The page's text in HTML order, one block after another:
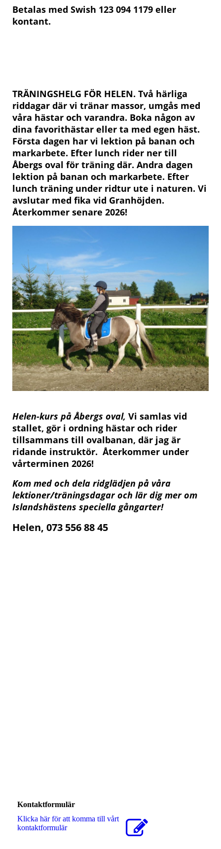
Betalas med Swish 123 094 1179 eller
kontant.
TRÄNINGSHELG FÖR HELEN. Två härliga
riddagar där vi tränar massor, umgås med
våra hästar och varandra. Boka någon av
dina favorithästar eller ta med egen häst.
Första dagen har vi lektion på banan och
markarbete. Efter lunch rider ner till
Åbergs oval för träning där. Andra dagen
lektion på banan och markarbete. Efter
lunch träning under ridtur ute i naturen. Vi
avslutar med fika vid Granhöjden.
Återkommer senare 2026!
Helen-kurs på Åbergs oval, Vi samlas vid
stallet, gör i ordning hästar och rider
tillsammans till ovalbanan, där jag är
ridande instruktör. Återkommer under
vårterminen 2026!
Kom med och dela ridglädjen på våra
lektioner/träningsdagar och lär dig mer om
Islandshästens speciella gångarter!
Helen, 073 556 88 45
Kontaktformulär
Klicka här för att komma till vårt
kontaktformulär